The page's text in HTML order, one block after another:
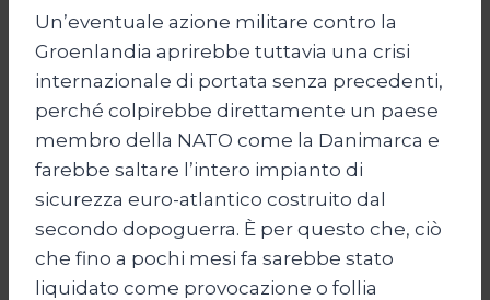
Un’eventuale azione militare contro la
Groenlandia aprirebbe tuttavia una crisi
internazionale di portata senza precedenti,
perché colpirebbe direttamente un paese
membro della NATO come la Danimarca e
farebbe saltare l’intero impianto di
sicurezza euro-atlantico costruito dal
secondo dopoguerra. È per questo che, ciò
che fino a pochi mesi fa sarebbe stato
liquidato come provocazione o follia